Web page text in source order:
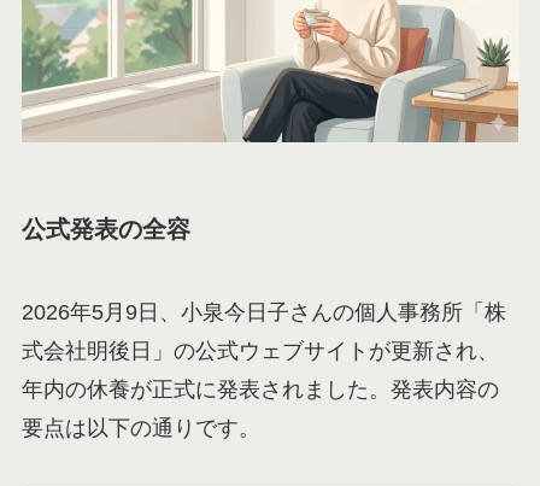
公式発表の全容
2026年5月9日、小泉今日子さんの個人事務所「株
式会社明後日」の公式ウェブサイトが更新され、
年内の休養が正式に発表されました。発表内容の
要点は以下の通りです。